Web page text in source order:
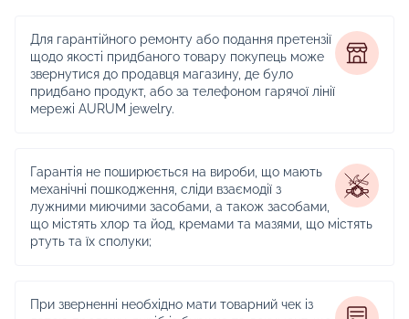
Для гарантійного ремонту або подання претензії
щодо якості придбаного товару покупець може
звернутися до продавця магазину, де було
придбано продукт, або за телефоном гарячої лінії
мережі AURUM jewelry.
Гарантія не поширюється на вироби, що мають
механічні пошкодження, сліди взаємодії з
лужними миючими засобами, а також засобами,
що містять хлор та йод, кремами та мазями, що містять
ртуть та їх сполуки;
При зверненні необхідно мати товарний чек із